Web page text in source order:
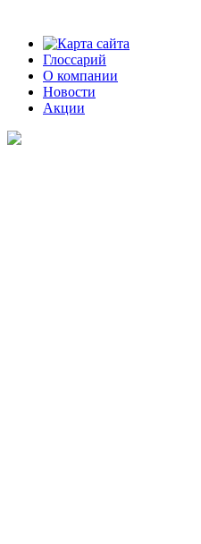
Карта сайта
Глоссарий
О компании
Новости
Акции